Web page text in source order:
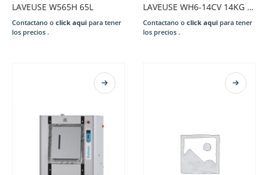
LAVEUSE W565H 65L
Contactano o click aqui para tener
los precios .
LAVEUSE WH6-14CV 14KG S/CHAUFF. 220-240/50/1N CLARUS VIBE GEN+COIN 2xEAUX POUDRE DESSUS PREP.ID VID.OUV. ARGE. P.EXT. X
Contactano o click aqui para tener
los precios .